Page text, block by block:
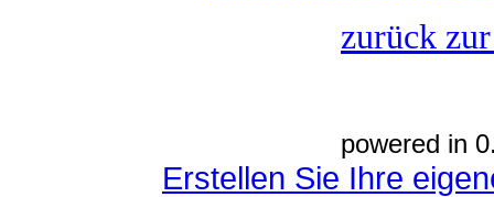
zurück
powered in
Erstellen Sie Ihre